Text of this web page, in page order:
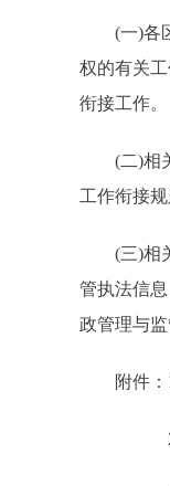
(一)各区
权的有关
衔接工作。
(二)相关
工作衔接
(三)相关
管执法信
政管理与监
附件：1.
2.划入